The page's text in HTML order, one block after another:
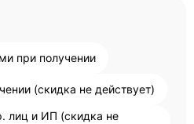
при получении
(скидка не действует)
лиц и ИП (скидка не